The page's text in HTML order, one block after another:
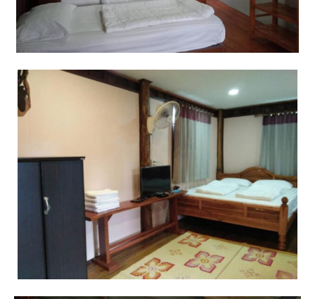
บ้านต้นคูณ
บ้านนาโฮมสเตย์
บ้านปัว ปลายนา
บ้านริมทุ่งรีสอร์ท
บ้านสวนศรีสุขโฮมสเตย์
บ้านไม้ปลายนา